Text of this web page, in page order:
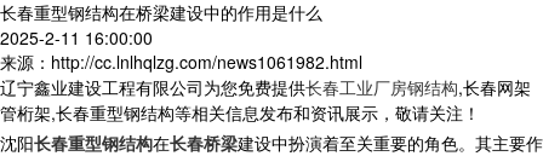
长春重型钢结构在桥梁建设中的作用是什么
2025-2-11 16:00:00
来源：http://cc.lnlhqlzg.com/news1061982.html
辽宁鑫业建设工程有限公司为您免费提供长春工业厂房钢结构,长春网架
管桁架,长春重型钢结构等相关信息发布和资讯展示，敬请关注！
沈阳长春重型钢结构在长春桥梁建设中扮演着至关重要的角色。其主要作